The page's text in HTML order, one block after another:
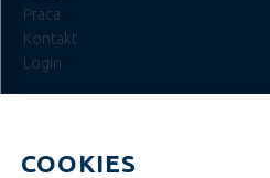
Praca
Kontakt
Login
Szkolenia i badania
COOKIES